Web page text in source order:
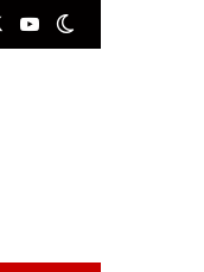
YouTube